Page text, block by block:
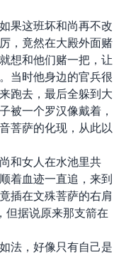
果这班坏和尚再不改
，竟然在大殿外面赌
想和他们赌一把，让
当时他身边的官兵很
跑去，最后全躲到大
被一个罗汉像戴着，
菩萨的化现，从此以
和女人在水池里共
着血迹一直追，来到
插在文殊菩萨的右肩
但据说原来那支箭在
法，好像只有自己是